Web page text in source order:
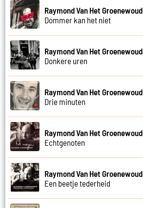
Raymond Van Het Groenewoud
Dommer kan het niet
Raymond Van Het Groenewoud
Donkere uren
Raymond Van Het Groenewoud
Drie minuten
Raymond Van Het Groenewoud
Echtgenoten
Raymond Van Het Groenewoud
Een beetje tederheid